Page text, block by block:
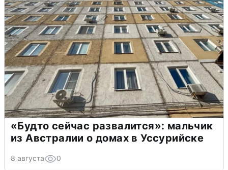
«Будто сейчас развалится»: мальчик
из Австралии о домах в Уссурийске
8 августа 0